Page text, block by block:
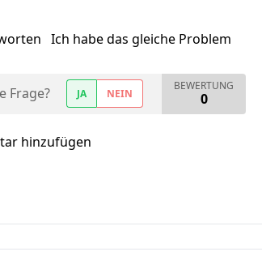
Ich habe das gleiche Problem
Frage? JA NEIN
BEWERTUNG
0
hinzufügen